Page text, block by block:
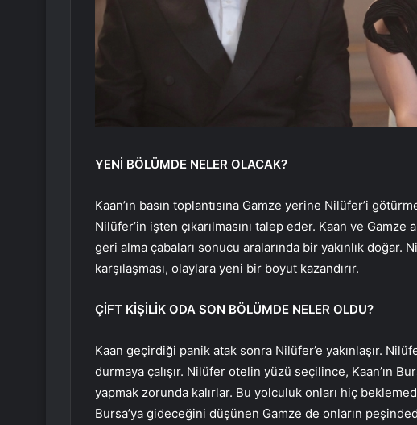
YENİ BÖLÜMDE NELER OLACAK?
Kaan’ın basın toplantısına Gamze yerine Nilüfer’i
Nilüfer’in işten çıkarılmasını talep eder. Kaan ve Gamze
geri alma çabaları sonucu aralarında bir yakınlık doğar.
karşılaşması, olaylara yeni bir boyut kazandırır.
ÇİFT KİŞİLİK ODA SON BÖLÜMDE NELER OLDU?
Kaan geçirdiği panik atak sonra Nilüfer’e yakınlaşır.
durmaya çalışır. Nilüfer otelin yüzü seçilince, Kaan’ın
yapmak zorunda kalırlar. Bu yolculuk onları hiç
Bursa’ya gideceğini düşünen Gamze de onların